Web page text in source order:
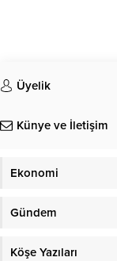
Üyelik
Künye ve İletişim
Ekonomi
Gündem
Köşe Yazıları